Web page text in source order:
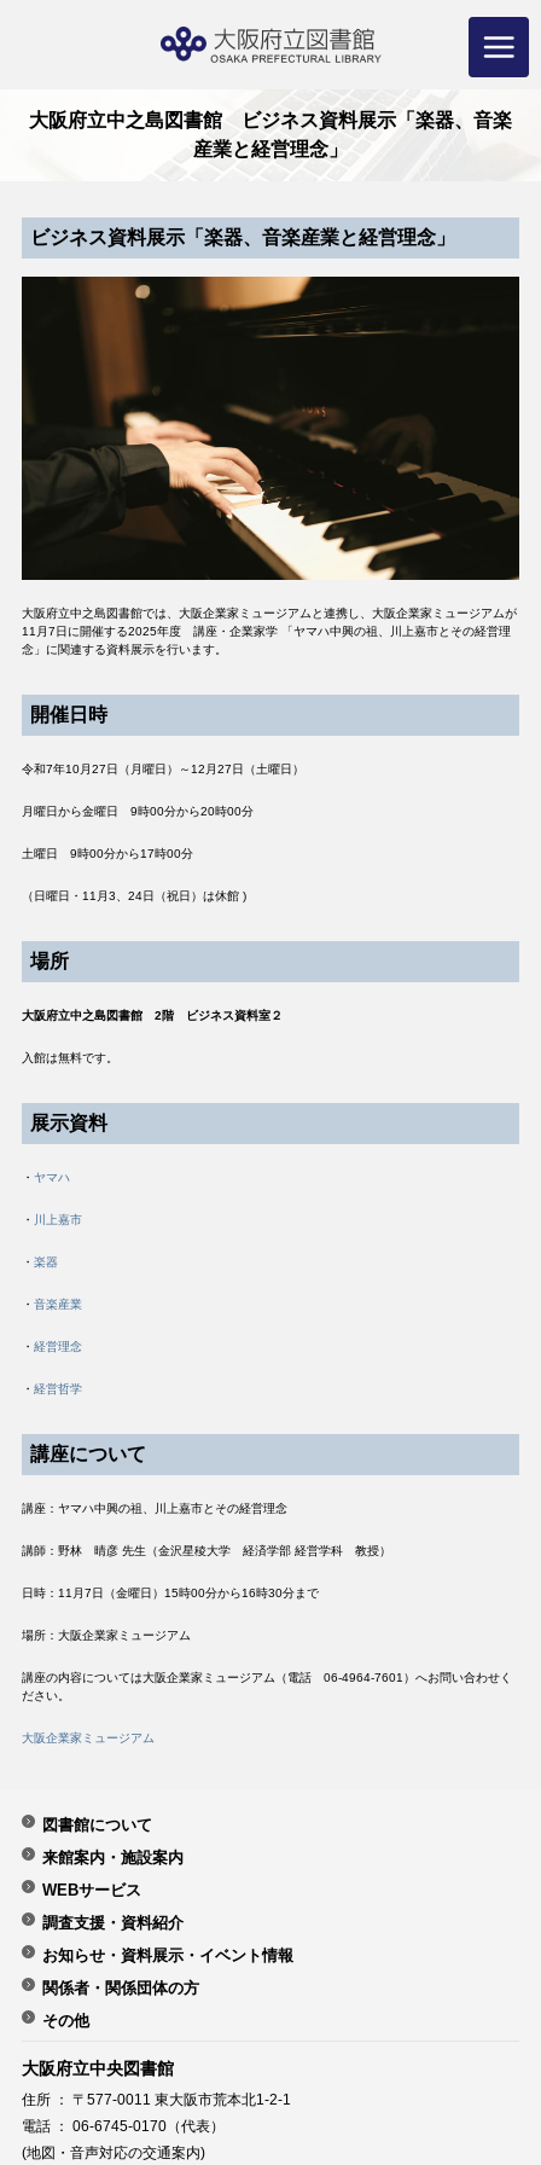
大阪府立中之島図書館 ビジネス資料展示「楽器、音楽
産業と経営理念」
ビジネス資料展示「楽器、音楽産業と経営理念」
大阪府立中之島図書館では、大阪企業家ミュージアムと連携し、大阪企業家ミュージアムが
11月7日に開催する2025年度 講座・企業家学 「ヤマハ中興の祖、川上嘉市とその経営理
念」に関連する資料展示を行います。
開催日時
令和7年10月27日（月曜日）～12月27日（土曜日）
月曜日から金曜日 9時00分から20時00分
土曜日 9時00分から17時00分
（日曜日・11月3、24日（祝日）は休館 )
場所
大阪府立中之島図書館 2階 ビジネス資料室２
入館は無料です。
展示資料
・ ヤマハ
・ 川上嘉市
・ 楽器
・ 音楽産業
・ 経営理念
・ 経営哲学
講座について
講座：ヤマハ中興の祖、川上嘉市とその経営理念
講師：野林 晴彦 先生（金沢星稜大学 経済学部 経営学科 教授）
日時：11月7日（金曜日）15時00分から16時30分まで
場所：大阪企業家ミュージアム
講座の内容については大阪企業家ミュージアム（電話 06-4964-7601）へお問い合わせく
ださい。
大阪企業家ミュージアム
図書館について
来館案内・施設案内
WEBサービス
調査支援・資料紹介
お知らせ・資料展示・イベント情報
関係者・関係団体の方
その他
大阪府立中央図書館
住所 ： 〒577-0011 東大阪市荒本北1-2-1
電話 ： 06-6745-0170（代表）
(地図・音声対応の交通案内)